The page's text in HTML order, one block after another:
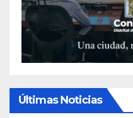
Últimas Noticias